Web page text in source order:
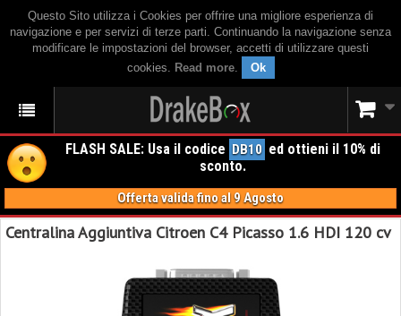
Questo Sito utilizza i Cookies per offrire una migliore esperienza di
navigazione e per servizi di terze parti. Continuando la navigazione senza
modificare le impostazioni del browser, accetti di utilizzare questi
cookies. Read more. Ok
FLASH SALE: Usa il codice DB10 ed ottieni il 10% di
sconto.
Offerta valida fino al 9 Agosto
Centralina Aggiuntiva Citroen C4 Picasso 1.6 HDI 120 cv